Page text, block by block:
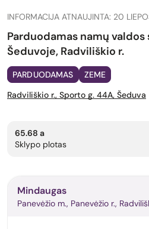
INFORMACIJA ATNAUJINTA: 20
Parduodamas namų
Šeduvoje, Radviliškio r.
PARDUODAMAS
ZEME
Radviliškio r., Sporto g. 44A, Šeduva
65.68 a
Sklypo plotas
Mindaugas
Panevėžio m., Panevėžio r.,